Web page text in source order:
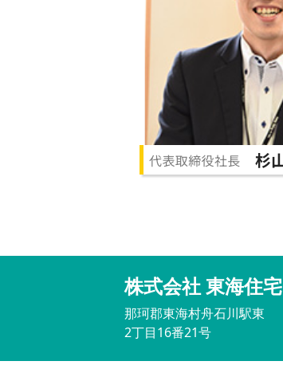
株式会社 東海住宅
那珂郡東海村舟石川駅東
2丁目16番21号